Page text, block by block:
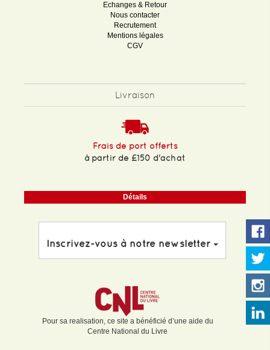
Echanges & Retour
Nous contacter
Recrutement
Mentions légales
CGV
Livraison
Frais de port offerts
à partir de £150 d'achat
Détails
Inscrivez-vous à notre newsletter
Pour sa realisation, ce site a bénéficié d’une aide du
Centre National du Livre